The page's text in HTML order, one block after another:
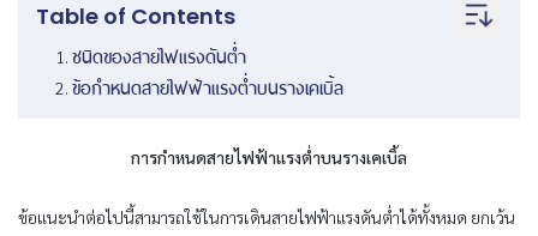
Table of Contents
ชนิดของสายไฟแรงดันต่ำ
ข้อกำหนดสายไฟฟ้าแรงต่ำบนรางเคเบิ้ล
การกำหนดสายไฟฟ้าแรงต่ำบนรางเคเบิ้ล
ข้อแนะนำต่อไปนี้สามารถใช้ในการเดินสายไฟฟ้าแรงดันต่ำได้ทั้งหมด ยกเว้น